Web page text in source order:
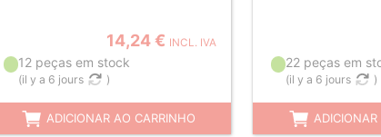
14,24 € INCL. IVA
12 peças em stock
(il y a 6 jours )
ADICIONAR AO CARRINHO
22 peças em
(il y a 6 jours )